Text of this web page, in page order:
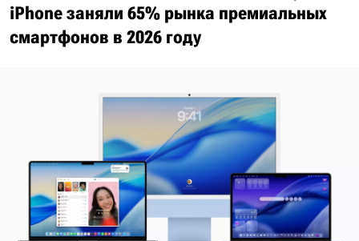
iPhone заняли 65% рынка премиальных
смартфонов в 2026 году